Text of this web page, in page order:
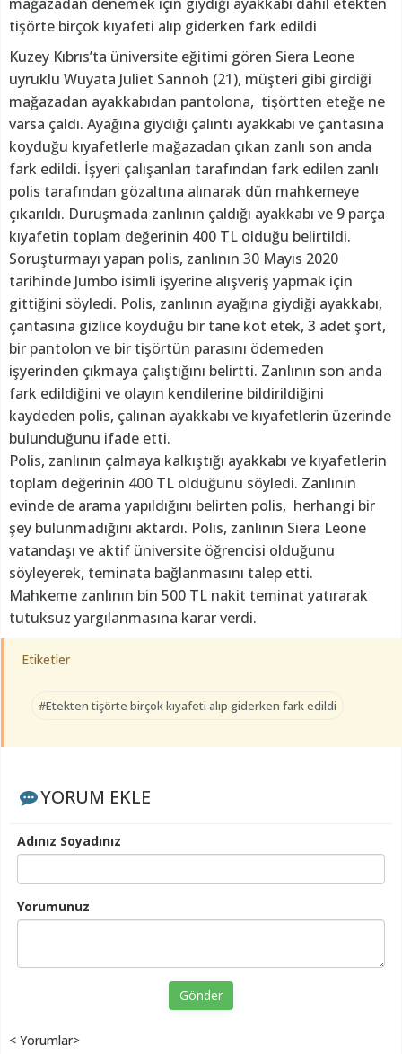
mağazadan denemek için giydiği ayakkabı dahil etekten
tişörte birçok kıyafeti alıp giderken fark edildi
Kuzey Kıbrıs’ta üniversite eğitimi gören Siera Leone
uyruklu Wuyata Juliet Sannoh (21), müşteri gibi girdiği
mağazadan ayakkabıdan pantolona, tişörtten eteğe ne
varsa çaldı. Ayağına giydiği çalıntı ayakkabı ve çantasına
koyduğu kıyafetlerle mağazadan çıkan zanlı son anda
fark edildi. İşyeri çalışanları tarafından fark edilen zanlı
polis tarafından gözaltına alınarak dün mahkemeye
çıkarıldı. Duruşmada zanlının çaldığı ayakkabı ve 9 parça
kıyafetin toplam değerinin 400 TL olduğu belirtildi.
Soruşturmayı yapan polis, zanlının 30 Mayıs 2020
tarihinde Jumbo isimli işyerine alışveriş yapmak için
gittiğini söyledi. Polis, zanlının ayağına giydiği ayakkabı,
çantasına gizlice koyduğu bir tane kot etek, 3 adet şort,
bir pantolon ve bir tişörtün parasını ödemeden
işyerinden çıkmaya çalıştığını belirtti. Zanlının son anda
fark edildiğini ve olayın kendilerine bildirildiğini
kaydeden polis, çalınan ayakkabı ve kıyafetlerin üzerinde
bulunduğunu ifade etti.
Polis, zanlının çalmaya kalkıştığı ayakkabı ve kıyafetlerin
toplam değerinin 400 TL olduğunu söyledi. Zanlının
evinde de arama yapıldığını belirten polis, herhangi bir
şey bulunmadığını aktardı. Polis, zanlının Siera Leone
vatandaşı ve aktif üniversite öğrencisi olduğunu
söyleyerek, teminata bağlanmasını talep etti.
Mahkeme zanlının bin 500 TL nakit teminat yatırarak
tutuksuz yargılanmasına karar verdi.
Etiketler
#Etekten tişörte birçok kıyafeti alıp giderken fark edildi
YORUM EKLE
Adınız Soyadınız
Yorumunuz
Gönder
< Yorumlar>